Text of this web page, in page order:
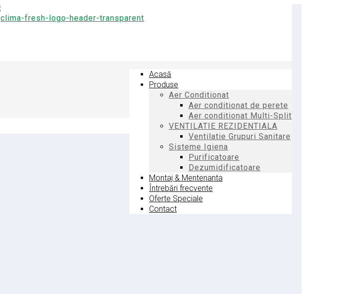
Acasă
Produse
Aer Conditionat
Aer conditionat de perete
Aer conditionat Multi-Split
VENTILATIE REZIDENTIALA
Ventilatie Grupuri Sanitare
Sisteme Igiena
Purificatoare
Dezumidificatoare
Montaj & Mentenanta
Întrebări frecvente
Oferte Speciale
Contact